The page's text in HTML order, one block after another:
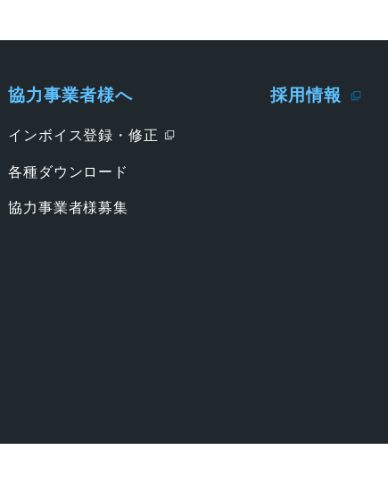
協力事業者様へ
インボイス登録・修正
各種ダウンロード
協力事業者様募集
採用情報